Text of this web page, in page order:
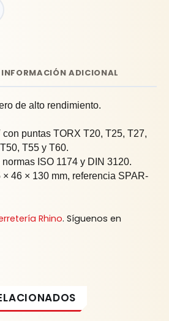
INFORMACIÓN ADICIONAL
de alto rendimiento.
con puntas TORX T20, T25, T27,
T55 y T60.
ISO 1174 y DIN 3120.
46 × 130 mm, referencia SPAR-
Rhino. Síguenos en